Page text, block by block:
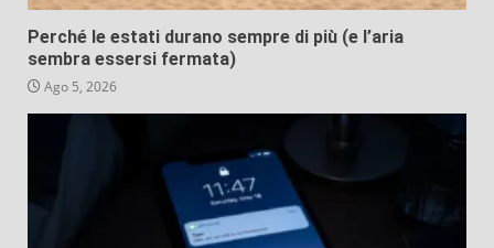
Perché le estati durano sempre di più (e l’aria
sembra essersi fermata)
Ago 5, 2026